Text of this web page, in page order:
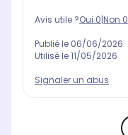
Avis utile ?Oui 0|Non 0
Publié le 06/06/2026
Utilisé le11/05/2026
Signaler un abus